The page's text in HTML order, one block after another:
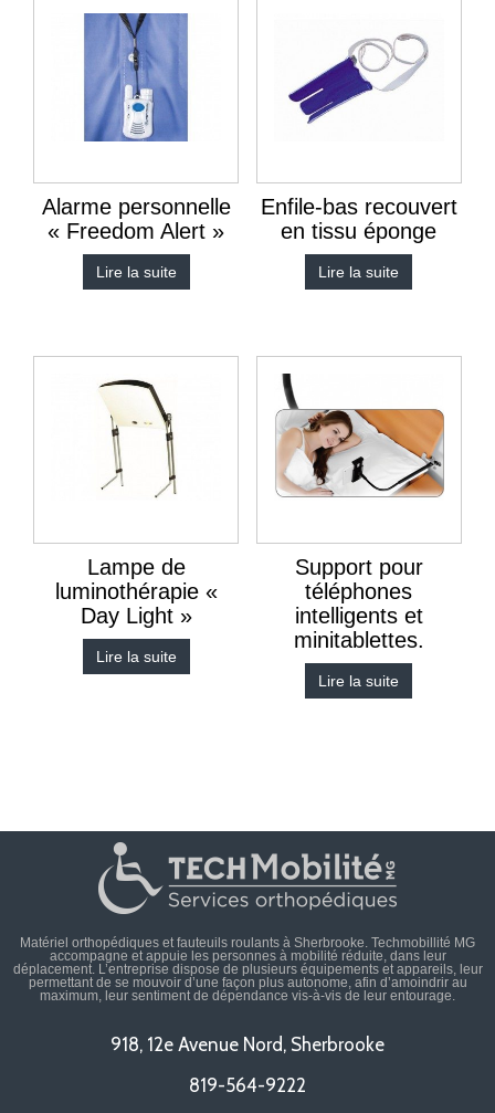
Alarme personnelle
« Freedom Alert »
Lire la suite
Enfile-bas recouvert
en tissu éponge
Lire la suite
Lampe de
luminothérapie «
Day Light »
Lire la suite
Support pour
téléphones
intelligents et
minitablettes.
Lire la suite
Matériel orthopédiques et fauteuils roulants à Sherbrooke. Techmobillité MG
accompagne et appuie les personnes à mobilité réduite, dans leur
déplacement. L’entreprise dispose de plusieurs équipements et appareils, leur
permettant de se mouvoir d’une façon plus autonome, afin d’amoindrir au
maximum, leur sentiment de dépendance vis-à-vis de leur entourage.
918, 12e Avenue Nord, Sherbrooke
819-564-9222